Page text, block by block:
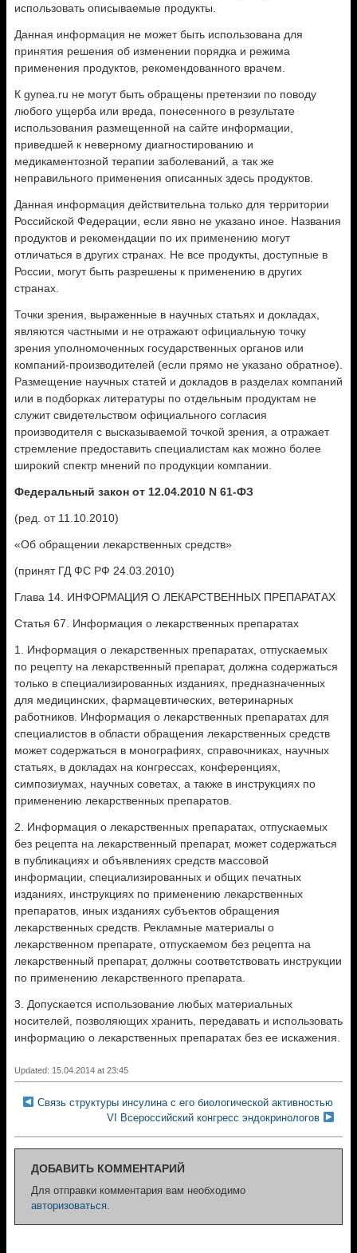
использовать описываемые продукты.
Данная информация не может быть использована для
принятия решения об изменении порядка и режима
применения продуктов, рекомендованного врачем.
К gynea.ru не могут быть обращены претензии по поводу
любого ущерба или вреда, понесенного в результате
использования размещенной на сайте информации,
приведшей к неверному диагностированию и
медикаментозной терапии заболеваний, а так же
неправильного применения описанных здесь продуктов.
Данная информация действительна только для территории
Российской Федерации, если явно не указано иное. Названия
продуктов и рекомендации по их применению могут
отличаться в других странах. Не все продукты, доступные в
России, могут быть разрешены к применению в других
странах.
Точки зрения, выраженные в научных статьях и докладах,
являются частными и не отражают официальную точку
зрения уполномоченных государственных органов или
компаний-производителей (если прямо не указано обратное).
Размещение научных статей и докладов в разделах компаний
или в подборках литературы по отдельным продуктам не
служит свидетельством официального согласия
производителя с высказываемой точкой зрения, а отражает
стремление предоставить специалистам как можно более
широкий спектр мнений по продукции компании.
Федеральный закон от 12.04.2010 N 61-ФЗ
(ред. от 11.10.2010)
«Об обращении лекарственных средств»
(принят ГД ФС РФ 24.03.2010)
Глава 14. ИНФОРМАЦИЯ О ЛЕКАРСТВЕННЫХ ПРЕПАРАТАХ
Статья 67. Информация о лекарственных препаратах
1. Информация о лекарственных препаратах, отпускаемых
по рецепту на лекарственный препарат, должна содержаться
только в специализированных изданиях, предназначенных
для медицинских, фармацевтических, ветеринарных
работников. Информация о лекарственных препаратах для
специалистов в области обращения лекарственных средств
может содержаться в монографиях, справочниках, научных
статьях, в докладах на конгрессах, конференциях,
симпозиумах, научных советах, а также в инструкциях по
применению лекарственных препаратов.
2. Информация о лекарственных препаратах, отпускаемых
без рецепта на лекарственный препарат, может содержаться
в публикациях и объявлениях средств массовой
информации, специализированных и общих печатных
изданиях, инструкциях по применению лекарственных
препаратов, иных изданиях субъектов обращения
лекарственных средств. Рекламные материалы о
лекарственном препарате, отпускаемом без рецепта на
лекарственный препарат, должны соответствовать инструкции
по применению лекарственного препарата.
3. Допускается использование любых материальных
носителей, позволяющих хранить, передавать и использовать
информацию о лекарственных препаратах без ее искажения.
Updated: 15.04.2014 at 23:45
Связь структуры инсулина с его биологической активностью
VI Всероссийский конгресс эндокринологов
ДОБАВИТЬ КОММЕНТАРИЙ
Для отправки комментария вам необходимо
авторизоваться.